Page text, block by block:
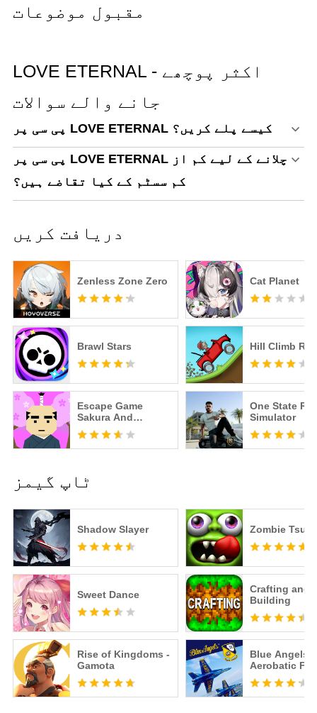
مقبول موضوعات
LOVE ETERNAL - اکثر پوچھے
جانے والے سوالات
پی سی پر LOVE ETERNAL کیسے پلے کریں؟
پی سی پر LOVE ETERNAL چلانے کے لیے کم از
کم سسٹم کے کیا تقاضے ہیں؟
دریافت کریں
Zenless Zone Zero Cat Planet
Brawl Stars Hill Climb
Escape Game
Sakura And
Samurai
One State RP
Simulator
ٹاپ گیمز
Shadow Slayer
Sweet Dance
Rise of Kingdoms -
Gamota
Zombie
Crafting and
Building
Blue Angels:
Aerobatic